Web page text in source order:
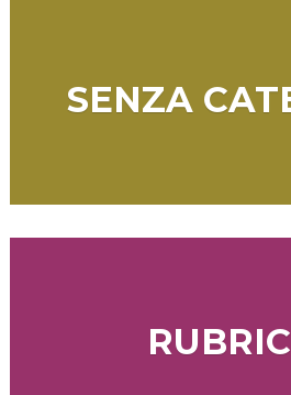
SENZA